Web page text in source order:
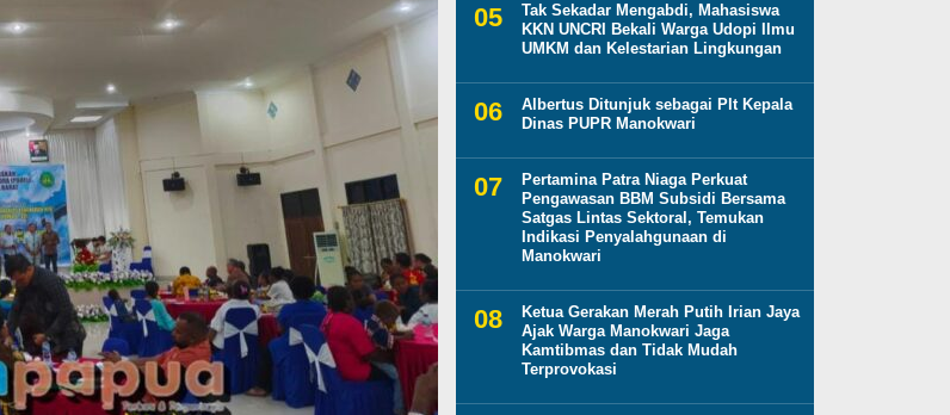
Tak Sekadar Mengabdi, Mahasiswa
KKN UNCRI Bekali Warga Udopi Ilmu
UMKM dan Kelestarian Lingkungan
Albertus Ditunjuk sebagai Plt Kepala
Dinas PUPR Manokwari
Pertamina Patra Niaga Perkuat
Pengawasan BBM Subsidi Bersama
Satgas Lintas Sektoral, Temukan
Indikasi Penyalahgunaan di
Manokwari
Ketua Gerakan Merah Putih Irian Jaya
Ajak Warga Manokwari Jaga
Kamtibmas dan Tidak Mudah
Terprovokasi